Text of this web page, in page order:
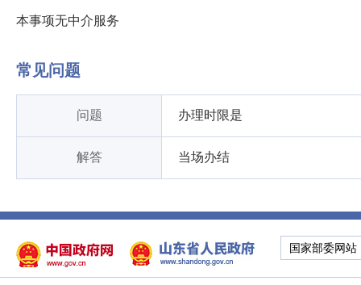
本事项无中介服务
常见问题
问题 办理时限是
解答 当场办结
国家部委网站